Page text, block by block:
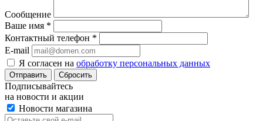
Сообщение
Ваше имя *
Контактный телефон *
E-mail
Я согласен на обработку персональных данных
Сбросить
Подписывайтесь
на новости и акции
Новости магазина